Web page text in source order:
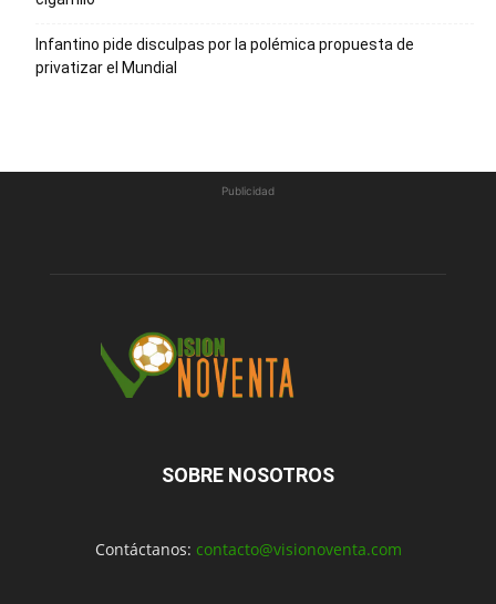
Infantino pide disculpas por la polémica propuesta de
privatizar el Mundial
Publicidad
SOBRE NOSOTROS
Contáctanos: contacto@visionoventa.com